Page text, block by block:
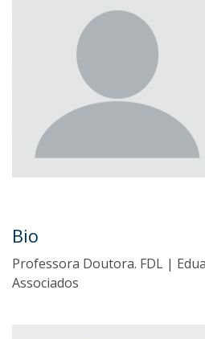
Bio
Professora Doutora. FDL |
Associados